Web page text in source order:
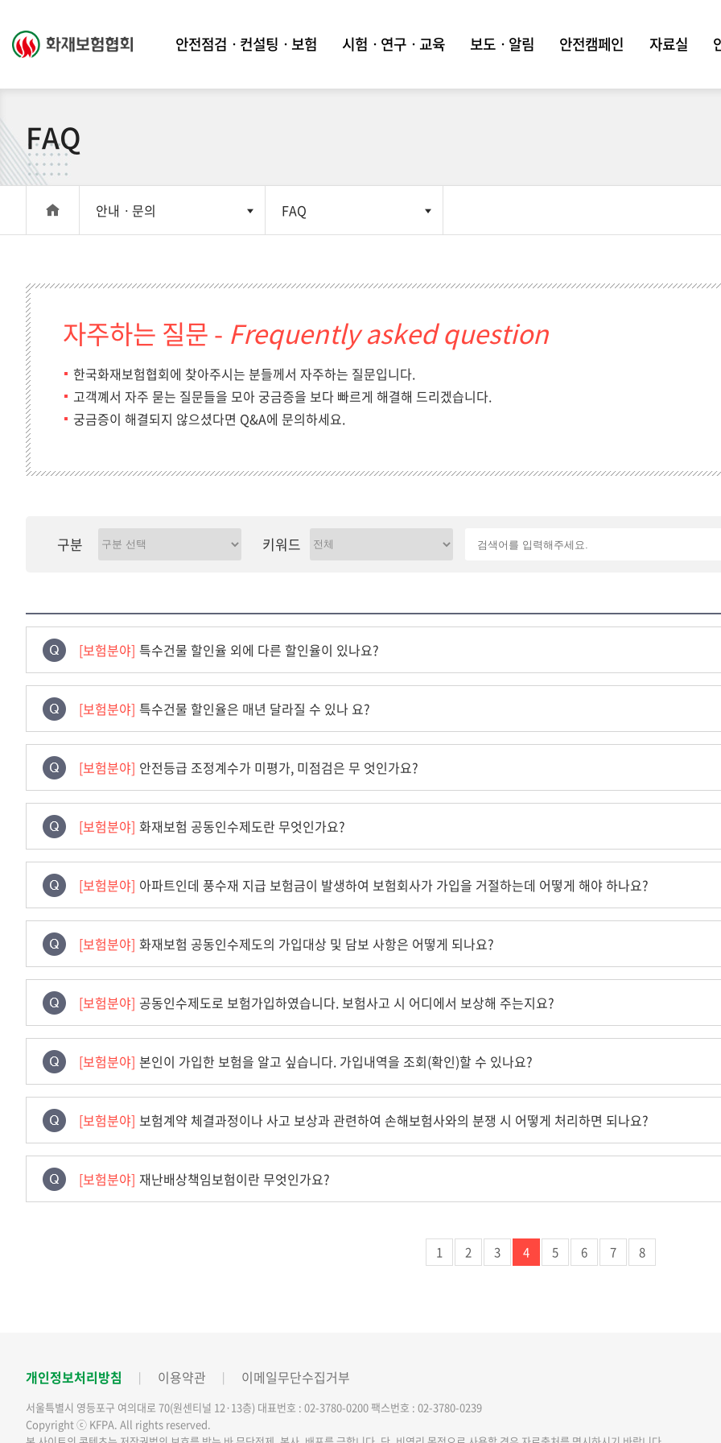
안전점검ㆍ컨설팅ㆍ보험 시험ㆍ연구ㆍ교육 보도ㆍ알림 안전캠페인 자료실
FAQ
안내ㆍ문의 FAQ
자주하는 질문 - Frequently asked question
한국화재보험협회에 찾아주시는 분들께서 자주하는 질문입니다.
고객꼐서 자주 묻는 질문들을 모아 궁금증을 보다 빠르게 해결해 드리겠습니다.
궁금증이 해결되지 않으셨다면 Q&A에 문의하세요.
구분 키워드
[보험분야] 특수건물 할인율 외에 다른 할인율이 있나요?
[보험분야] 특수건물 할인율은 매년 달라질 수 있나 요?
[보험분야] 안전등급 조정계수가 미평가, 미점검은 무 엇인가요?
[보험분야] 화재보험 공동인수제도란 무엇인가요?
[보험분야] 아파트인데 풍수재 지급 보험금이 발생하여 보험회사가 가입을 거절하는데 어떻게 해야 하나요?
[보험분야] 화재보험 공동인수제도의 가입대상 및 담보 사항은 어떻게 되나요?
[보험분야] 공동인수제도로 보험가입하였습니다. 보험사고 시 어디에서 보상해 주는지요?
[보험분야] 본인이 가입한 보험을 알고 싶습니다. 가입내역을 조회(확인)할 수 있나요?
[보험분야] 보험계약 체결과정이나 사고 보상과 관련하여 손해보험사와의 분쟁 시 어떻게 처리하면 되나요?
[보험분야] 재난배상책임보험이란 무엇인가요?
1 2 3 4 5 6 7 8
개인정보처리방침 이용약관 이메일무단수집거부
서울특별시 영등포구 여의대로 70(원센티널 12·13층) 대표번호 : 02-3780-0200팩스번호 : 02-3780-0239
Copyright ⓒ KFPA. All rights reserved.